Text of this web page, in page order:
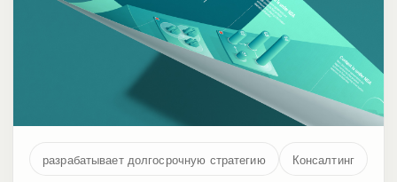
разрабатывает долгосрочную стратегию Консалтинг